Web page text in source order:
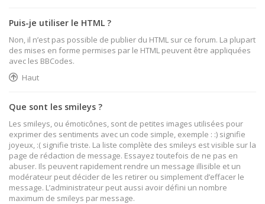
Puis-je utiliser le HTML ?
Non, il n’est pas possible de publier du HTML sur ce forum. La plupart
des mises en forme permises par le HTML peuvent être appliquées
avec les BBCodes.
Haut
Que sont les smileys ?
Les smileys, ou émoticônes, sont de petites images utilisées pour
exprimer des sentiments avec un code simple, exemple : :) signifie
joyeux, :( signifie triste. La liste complète des smileys est visible sur la
page de rédaction de message. Essayez toutefois de ne pas en
abuser. Ils peuvent rapidement rendre un message illisible et un
modérateur peut décider de les retirer ou simplement d’effacer le
message. L’administrateur peut aussi avoir défini un nombre
maximum de smileys par message.